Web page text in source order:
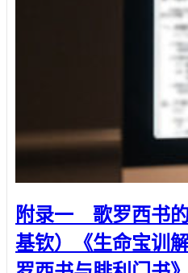
附录一 歌罗西书
基钦）《生命宝训